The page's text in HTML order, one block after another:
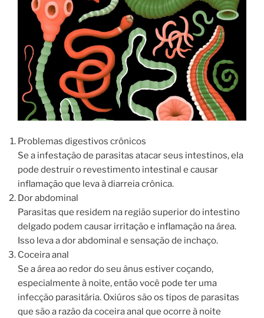
Problemas digestivos crônicos
Se a infestação de parasitas atacar seus intestinos, ela
pode destruir o revestimento intestinal e causar
inflamação que leva à diarreia crônica.
Dor abdominal
Parasitas que residem na região superior do intestino
delgado podem causar irritação e inflamação na área.
Isso leva a dor abdominal e sensação de inchaço.
Coceira anal
Se a área ao redor do seu ânus estiver coçando,
especialmente à noite, então você pode ter uma
infecção parasitária. Oxiúros são os tipos de parasitas
que são a razão da coceira anal que ocorre à noite